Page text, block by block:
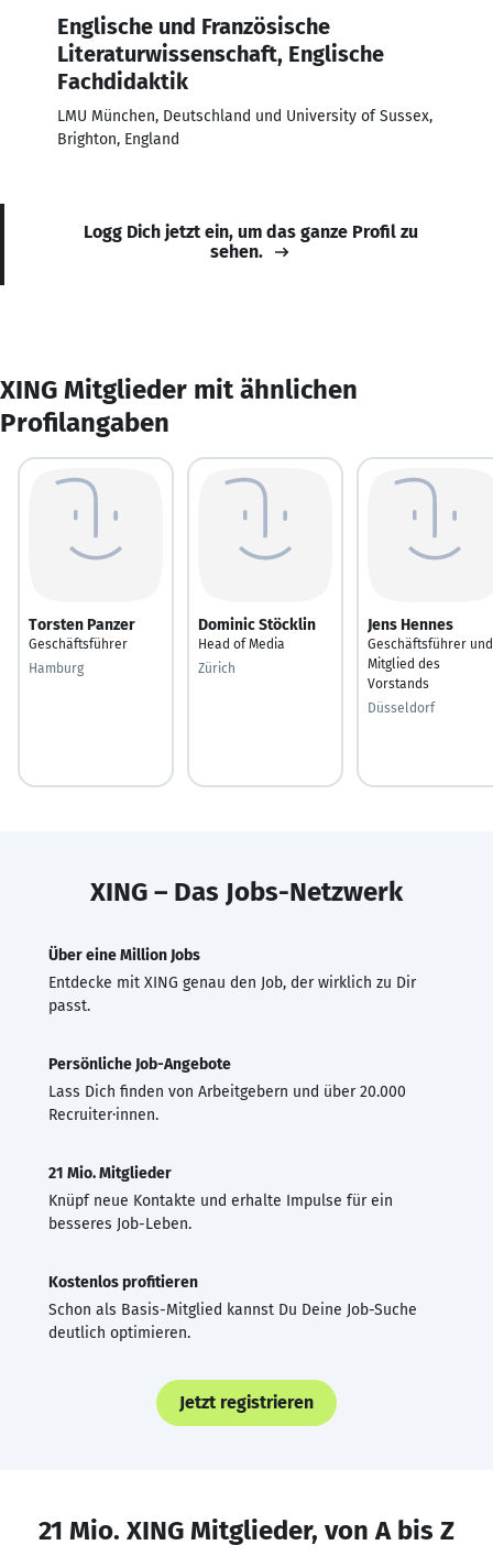
Englische und Französische
Literaturwissenschaft, Englische
Fachdidaktik
LMU München, Deutschland und University of Sussex,
Brighton, England
Logg Dich jetzt ein, um das ganze Profil zu
sehen.
XING Mitglieder mit ähnlichen
Profilangaben
Torsten Panzer
Geschäftsführer
Hamburg
Dominic Stöcklin
Head of Media
Zürich
Jens Hennes
Geschäftsführer und
Mitglied des
Vorstands
Düsseldorf
XING – Das Jobs-Netzwerk
Über eine Million Jobs
Entdecke mit XING genau den Job, der wirklich zu Dir
passt.
Persönliche Job-Angebote
Lass Dich finden von Arbeitgebern und über 20.000
Recruiter·innen.
21 Mio. Mitglieder
Knüpf neue Kontakte und erhalte Impulse für ein
besseres Job-Leben.
Kostenlos profitieren
Schon als Basis-Mitglied kannst Du Deine Job-Suche
deutlich optimieren.
Jetzt registrieren
21 Mio. XING Mitglieder, von A bis Z